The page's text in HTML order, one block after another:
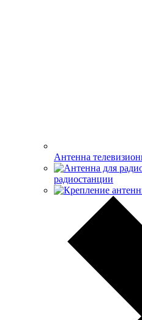
Антенна
радиостанции